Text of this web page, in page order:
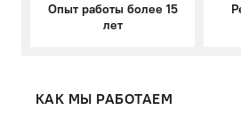
Опыт работы более 15
лет
КАК МЫ РАБОТАЕМ